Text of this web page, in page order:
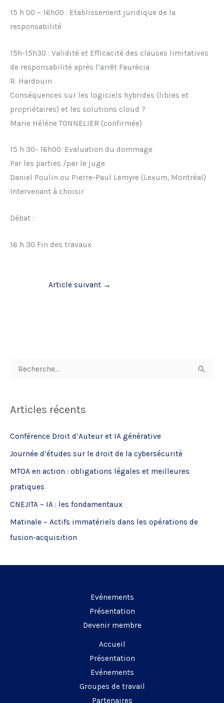
15 h 00 – 16h00 : Etablissement juridique de la
responsabilité
15h-15h30 : Validité et Efficacité des clauses limitatives
de responsabilité après l’arrêt Faurécia
R. Hardouin
Conséquences sur les logiciels hybrides (libres et
propriétaires) et les solutions cloud ?
Marie Hélène TONNELIER (confirmée)
15 h 30- 16h00: Evaluation du dommage
Par les parties /par le juge
Daniel Poulin ou Pierre-Paul Lemyre (Lexum, Montréal)
Intervenant à choisir
Débat :
16 h 30 Fin des travaux
Article suivant →
h
c
h
e
r
:
Articles récents
Conférence Droit d’Auteur et IA générative
Journée d’études sur le droit de la cybersécurité
MTOA en action : obligations légales et meilleures
pratiques
CNEJITA – IA : les fondamentaux
Matinale – Actifs immatériels dans les opérations de
fusion-acquisition
Evénements
Présentation
Devenir membre
Accueil
Présentation
Evénements
Groupes de travail
Partenaires